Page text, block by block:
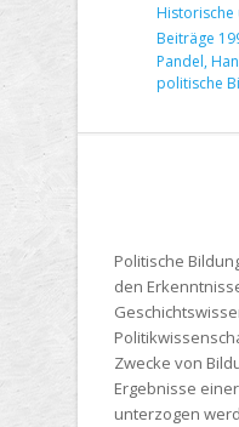
Beiträge
Pandel,
politische
Politische
den
Zwecke von
Ergebnisse
unterzogen